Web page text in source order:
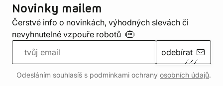
Novinky mailem
Čerstvé info o novinkách, výhodných slevách či
nevyhnutelné vzpouře robotů
odebírat
Odesláním souhlasíš s podmínkami ochrany osobních údajů.